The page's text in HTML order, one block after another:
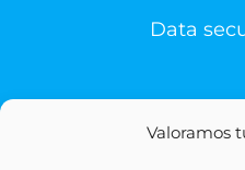
Valoramos
Data